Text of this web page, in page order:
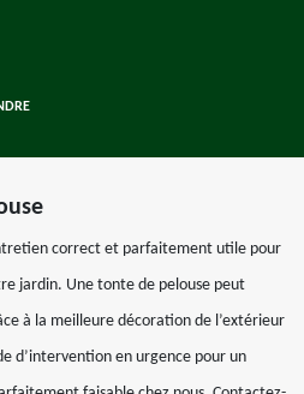
correct et parfaitement utile pour
jardin. Une tonte de pelouse peut
à la meilleure décoration de l’extérieur
d’intervention en urgence pour un